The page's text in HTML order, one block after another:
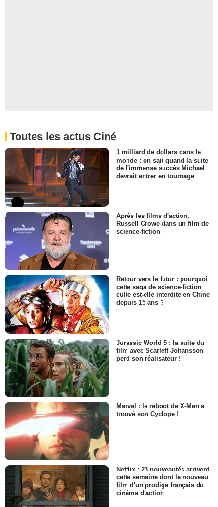
Toutes les actus Ciné
1 milliard de dollars dans le
monde : on sait quand la suite
de l'immense succès Michael
devrait entrer en tournage
Après les films d'action,
Russell Crowe dans un film de
science-fiction !
Retour vers le futur : pourquoi
cette saga de science-fiction
culte est-elle interdite en Chine
depuis 15 ans ?
Jurassic World 5 : la suite du
film avec Scarlett Johansson
perd son réalisateur !
Marvel : le reboot de X-Men a
trouvé son Cyclope !
Netflix : 23 nouveautés arrivent
cette semaine dont le nouveau
film d'un prodige français du
cinéma d'action